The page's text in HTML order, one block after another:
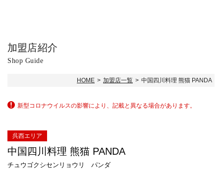
加盟店紹介
Shop Guide
HOME 加盟店一覧 中国四川料理 熊猫 PANDA
新型コロナウイルスの影響により、記載と異なる場合があります。
中国四川料理 熊猫 PANDA
チュウゴクシセンリョウリ パンダ
呉西エリア